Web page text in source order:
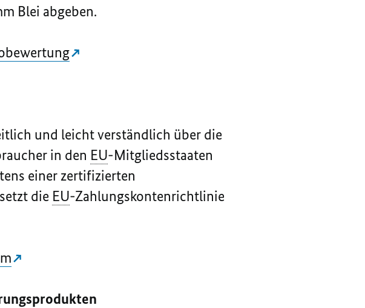
Blei abgeben.
und leicht verständlich über die
in den EU-Mitgliedsstaaten
einer zertifizierten
die EU-Zahlungskontenrichtlinie